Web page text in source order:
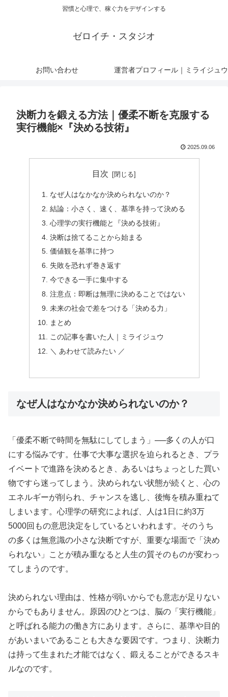
習慣と心理で、稼ぐ力をデザインする
ゼロイチ・スタジオ
お問い合わせ 運営者プロフィール｜ミライジュウ
決断力を鍛える方法｜優柔不断を克服する
実行機能×『決める技術』
2025.09.06
目次
なぜ人はなかなか決められないのか？
結論：小さく、速く、基準を持って決める
心理学の実行機能と『決める技術』
決断は捨てることから始まる
価値観を基準に持つ
失敗を恐れず巻き返す
今できる一手に集中する
注意点：即断は無理に決めることではない
未来の社会で差をつける「決める力」
まとめ
この記事を書いた人｜ミライジュウ
＼ あわせて読みたい ／
なぜ人はなかなか決められないのか？
「優柔不断で時間を無駄にしてしまう」──多くの人が口
にする悩みです。仕事で大事な選択を迫られるとき、プラ
イベートで進路を決めるとき、あるいはちょっとした買い
物ですら迷ってしまう。決められない状態が続くと、心の
エネルギーが削られ、チャンスを逃し、後悔を積み重ねて
しまいます。心理学の研究によれば、人は1日に約3万
5000回もの意思決定をしているといわれます。そのうち
の多くは無意識の小さな決断ですが、重要な場面で「決め
られない」ことが積み重なると人生の質そのものが変わっ
てしまうのです。
決められない理由は、性格が弱いからでも意志が足りない
からでもありません。原因のひとつは、脳の「実行機能」
と呼ばれる能力の働き方にあります。さらに、基準や目的
があいまいであることも大きな要因です。つまり、決断力
は持って生まれた才能ではなく、鍛えることができるスキ
ルなのです。